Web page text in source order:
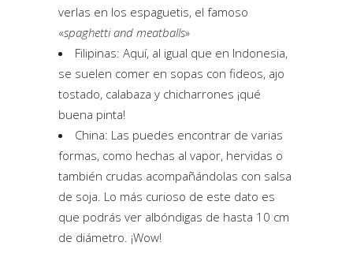
verlas en los espaguetis, el famoso
«spaghetti and meatballs»
Filipinas: Aquí, al igual que en Indonesia,
se suelen comer en sopas con fideos, ajo
tostado, calabaza y chicharrones ¡qué
buena pinta!
China: Las puedes encontrar de varias
formas, como hechas al vapor, hervidas o
también crudas acompañándolas con salsa
de soja. Lo más curioso de este dato es
que podrás ver albóndigas de hasta 10 cm
de diámetro. ¡Wow!